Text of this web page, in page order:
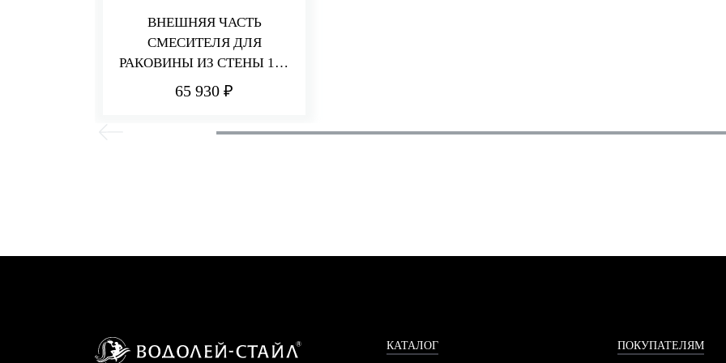
ВНЕШНЯЯ ЧАСТЬ
СМЕСИТЕЛЯ ДЛЯ
РАКОВИНЫ ИЗ СТЕНЫ 110
ММ PA36
65 930 ₽
КАТАЛОГ ПОКУПАТЕЛЯМ